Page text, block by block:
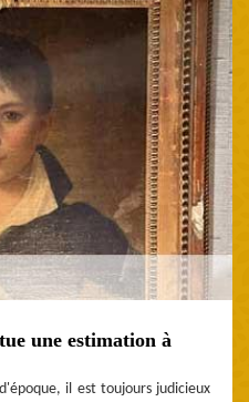
une estimation à
il est toujours judicieux